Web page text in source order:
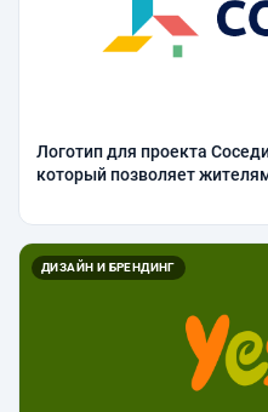
Логотип для проекта
который позволяет
органами исполнительной
проблемы.
ДИЗАЙН И БРЕНДИНГ